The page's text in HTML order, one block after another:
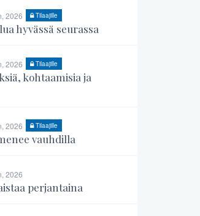
2026 Tilaajille
hyvässä seurassa
2026 Tilaajille
kohtaamisia ja
2026 Tilaajille
vauhdilla
2026
perjantaina